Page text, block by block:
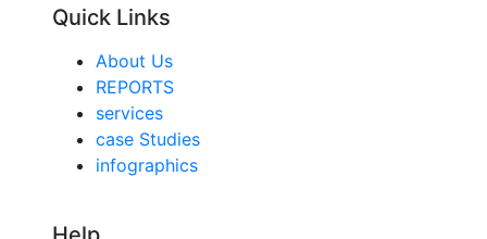
Quick Links
About Us
REPORTS
services
case Studies
infographics